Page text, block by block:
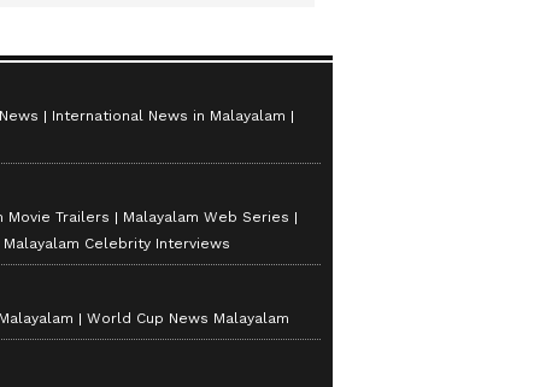
International News in Malayalam
Movie Trailers
Malayalam Web Series
Malayalam Celebrity Interviews
World Cup News Malayalam